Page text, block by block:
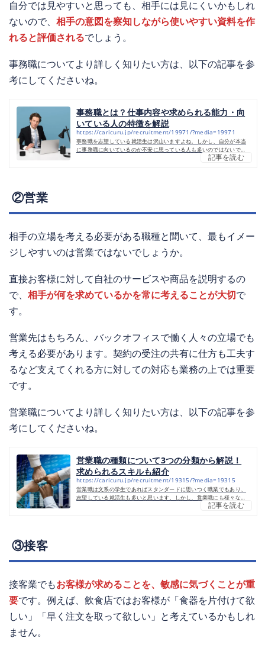
自分では見やすいと思っても、相手には見にくいかもしれ
ないので、 相手の意図を察知しながら使いやすい資料を作
れると評価されるでしょう。
事務職についてより詳しく知りたい方は、以下の記事を参
考にしてくださいね。
事務職とは？仕事内容や求められる能力・向
いている人の特徴を解説
https://caricuru.jp/recruitment/19971/?media=19971
事務職を志望している就活生は沢山いますよね。しかし、自分が本当
に事務職に向いているのか不安に思っている人も多いのではないでし
ょうか。本記事では、事務職の仕事内容や必要な能力、向いている人
記事を読む
②営業
相手の立場を考える必要がある職種と聞いて、最もイメー
ジしやすいのは営業ではないでしょうか。
直接お客様に対して自社のサービスや商品を説明するの
で、 相手が何を求めているかを常に考えることが大切 で
す。
営業先はもちろん、バックオフィスで働く人々の立場でも
考える必要があります。契約の受注の共有に仕方も工夫す
るなど支えてくれる方に対しての対応も業務の上では重要
です。
営業職についてより詳しく知りたい方は、以下の記事を参
考にしてくださいね。
営業職の種類について3つの分類から解説！
求められるスキルも紹介
https://caricuru.jp/recruitment/19315/?media=19315
営業職は文系の学生であればスタンダードに思いつく職業でもあり、
志望している就活生も多いと思います。しかし、営業職にも様々な種
類があることは知っていますか？本記事では、営業職の種類別に仕事
記事を読む
③接客
接客業でもお客様が求めることを、敏感に気づくことが重
要です。例えば、飲食店ではお客様が「食器を片付けて欲
しい」「早く注文を取って欲しい」と考えているかもしれ
ません。